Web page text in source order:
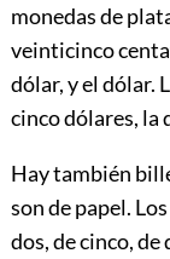
monedas de
veinticinco
dólar, y el dólar.
cinco dólares, la
Hay también
son de papel.
dos, de cinco, de